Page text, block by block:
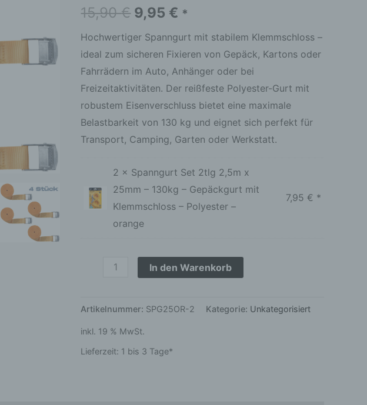
15,90€ 9,95 € *
Hochwertiger Spanngurt mit stabilem Klemmschloss –
ideal zum sicheren Fixieren von Gepäck, Kartons oder
Fahrrädern im Auto, Anhänger oder bei
Freizeitaktivitäten. Der reißfeste Polyester-Gurt mit
robustem Eisenverschluss bietet eine maximale
Belastbarkeit von 130 kg und eignet sich perfekt für
Transport, Camping, Garten oder Werkstatt.
2 × Spanngurt Set 2tlg 2,5m x
25mm – 130kg – Gepäckgurt mit
Klemmschloss – Polyester –
orange
7,95 € *
–
Gepäckgurt
mit
Klemmschloss
Menge
In den Warenkorb
Artikelnummer: SPG25OR-2 Kategorie: Unkategorisiert
inkl. 19 % MwSt.
Lieferzeit: 1 bis 3 Tage*